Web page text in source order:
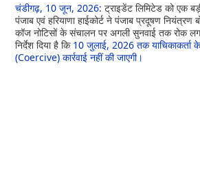
चंडीगढ़, 10 जून, 2026: ट्राइडेंट लिमिटेड को एक
पंजाब एवं हरियाणा हाईकोर्ट ने पंजाब प्रदूषण नियंत्रण
कॉज नोटिसों के संचालन पर अगली सुनवाई तक रोक
निर्देश दिया है कि 10 जुलाई, 2026 तक याचिकाकर्ता
(Coercive) कार्रवाई नहीं की जाएगी।